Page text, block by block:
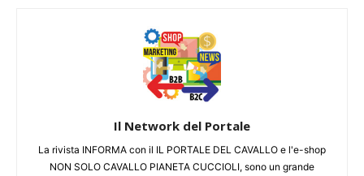
Il Network del Portale
La rivista INFORMA con il IL PORTALE DEL CAVALLO e l'e-shop
NON SOLO CAVALLO PIANETA CUCCIOLI, sono un grande